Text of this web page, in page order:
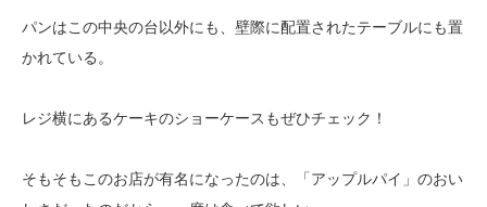
パンはこの中央の台以外にも、壁際に配置されたテーブルにも置
かれている。
レジ横にあるケーキのショーケースもぜひチェック！
そもそもこのお店が有名になったのは、「アップルパイ」のおい